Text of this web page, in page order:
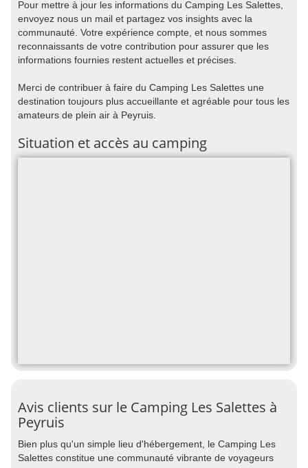
Pour mettre à jour les informations du Camping Les Salettes,
envoyez nous un mail et partagez vos insights avec la
communauté. Votre expérience compte, et nous sommes
reconnaissants de votre contribution pour assurer que les
informations fournies restent actuelles et précises.
Merci de contribuer à faire du Camping Les Salettes une
destination toujours plus accueillante et agréable pour tous les
amateurs de plein air à Peyruis.
Situation et accès au camping
Avis clients sur le Camping Les Salettes à
Peyruis
Bien plus qu'un simple lieu d'hébergement, le Camping Les
Salettes constitue une communauté vibrante de voyageurs